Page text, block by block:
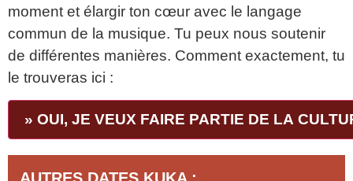
moment et élargir ton cœur avec le langage
commun de la musique. Tu peux nous soutenir
de différentes manières. Comment exactement, tu
le trouveras ici :
» OUI, JE VEUX FAIRE PARTIE DE LA